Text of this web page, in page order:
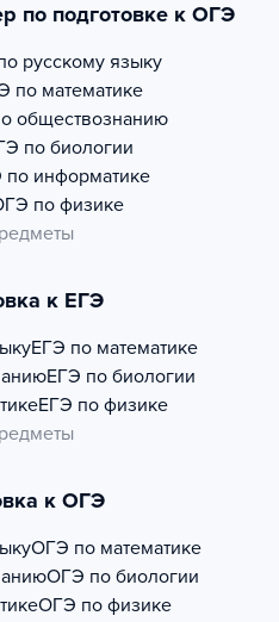
по подготовке к ОГЭ
русскому языку
по математике
обществознанию
по биологии
информатике
по физике
к ЕГЭ
ЕГЭ по математике
ЕГЭ по биологии
ЕГЭ по физике
к ОГЭ
ОГЭ по математике
ОГЭ по биологии
ОГЭ по физике